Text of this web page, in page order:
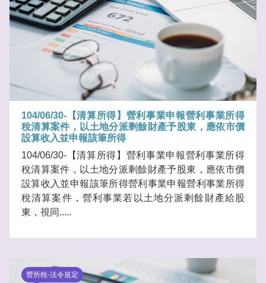
104/06/30-【清算所得】營利事業申報營利事業所得
稅清算案件，以土地分派剩餘財產予股東，應依市價
設算收入並申報該筆所得
104/06/30-【清算所得】營利事業申報營利事業所得
稅清算案件，以土地分派剩餘財產予股東，應依市價
設算收入並申報該筆所得營利事業申報營利事業所得
稅清算案件，營利事業若以土地分派剩餘財產給股
東，視同.....
營所稅-法令規定